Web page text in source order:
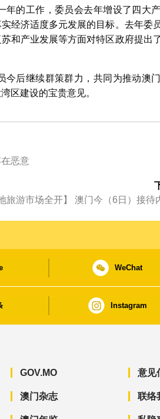
的工作，委员会去年增设了四大
经济适度多元发展的目标。去年委
和产业发展等方面对特区政府提出
后继续群策群力，共同为推动澳
区建设的宝贵意见。
恶意
旅游市场全开】 澳门今（6日）接待
WeChat
Instagram
GOV.MO
澳门杂志
意见
联络